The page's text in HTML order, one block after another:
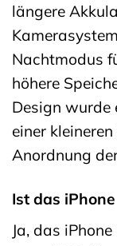
längere
Nachtmodus
höhere
Design wurde
einer
Anordnung
Ist das
Ja, das